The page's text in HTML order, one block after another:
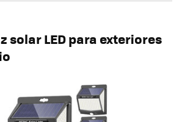
solar LED para exteriores